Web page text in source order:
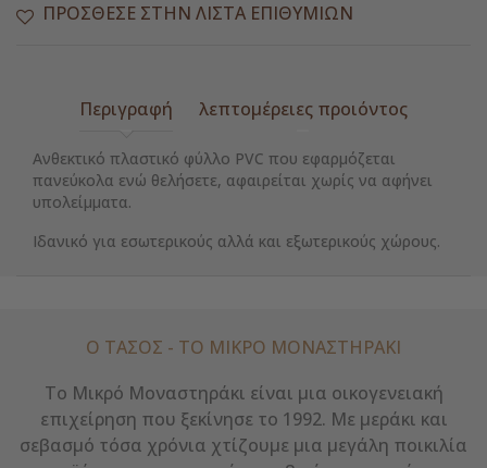
ΠΡΌΣΘΕΣΕ ΣΤΗΝ ΛΊΣΤΑ ΕΠΙΘΥΜΙΏΝ
Περιγραφή λεπτομέρειες προιόντος
Ανθεκτικό πλαστικό φύλλο PVC που εφαρμόζεται
πανεύκολα ενώ θελήσετε, αφαιρείται χωρίς να αφήνει
υπολείμματα.
Ιδανικό για εσωτερικούς αλλά και εξωτερικούς χώρους.
Ο ΤΑΣΟΣ - ΤΟ ΜΙΚΡΌ ΜΟΝΑΣΤΗΡΆΚΙ
Το Μικρό Μοναστηράκι είναι μια οικογενειακή
επιχείρηση που ξεκίνησε το 1992. Με μεράκι και
σεβασμό τόσα χρόνια χτίζουμε μια μεγάλη ποικιλία